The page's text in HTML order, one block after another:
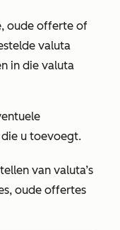
oude offerte of
valuta
in die valuta
u toevoegt.
van valuta’s
oude offertes